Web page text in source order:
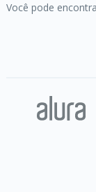
Você pode